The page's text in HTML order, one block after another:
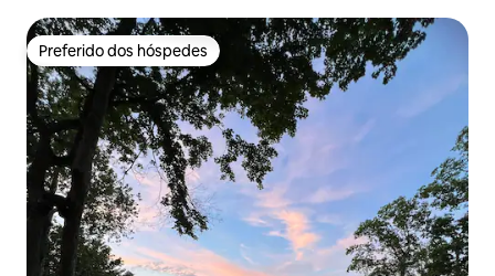
Preferido dos hóspedes
Preferido dos hóspedes